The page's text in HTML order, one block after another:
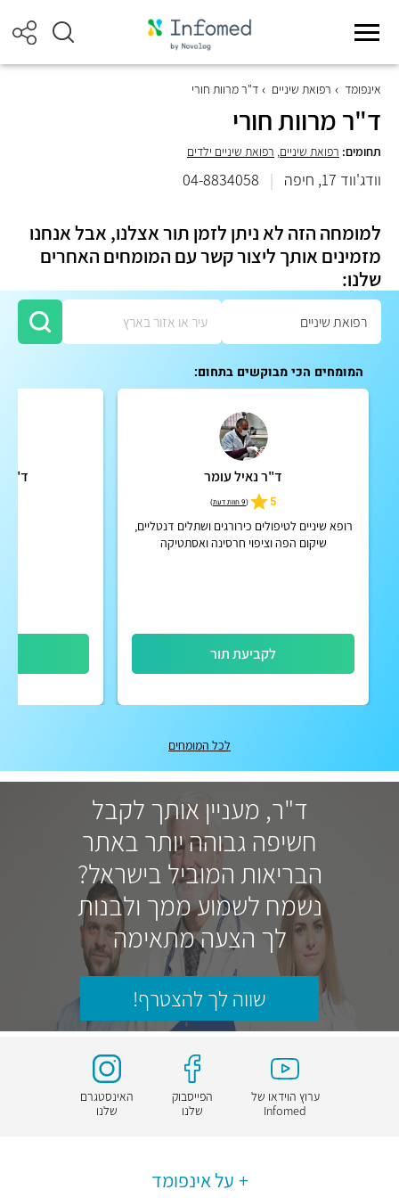
אינפומד רפואת שיניים ד"ר מרוות חורי
ד"ר מרוות חורי
תחומים: רפואת שיניים, רפואת שיניים ילדים
וודג'ווד 17, חיפה |
04-8834058
למומחה הזה לא ניתן לזמן תור אצלנו, אבל אנחנו
מזמינים אותך ליצור קשר עם המומחים האחרים
שלנו:
המומחים הכי מבוקשים בתחום:
ד"ר נאיל עומר
5
(9 חוות דעת )
רופא שיניים לטיפולים כירורגים ושתלים דנטליים,
שיקום הפה וציפוי חרסינה ואסתטיקה
לקביעת תור
ד"ר
לכל המומחים
ד"ר, מעניין אותך לקבל
חשיפה גבוהה יותר באתר
הבריאות המוביל בישראל?
נשמח לשמוע ממך ולבנות
לך הצעה מתאימה
שווה לך להצטרף!
ערוץ הוידאו של
Infomed
הפייסבוק
שלנו
האינסטגרם
שלנו
על אינפומד